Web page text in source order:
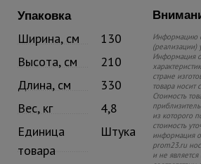
Упаковка
Ширина, см
130
Высота, см
210
Длина, см
330
Вес, кг
4,8
Единица
товара
Штука
Информацию
(реализации)
Информация
стране
товара носит
Стоимость
из которого
стоимость
информация о
prom23.ru
и не